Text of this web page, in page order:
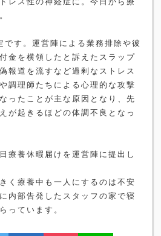
です。運営陣による業務排除や彼
金を横領したと訴えたスラップ
報道を流すなど過剰なストレス
調理師たちによる心理的な攻撃
ったことが主な原因となり、先
が起きるほどの体調不良となっ
療養休暇届けを運営陣に提出し
く療養中も一人にするのは不安
内部告発したスタッフの家で寝
っています。